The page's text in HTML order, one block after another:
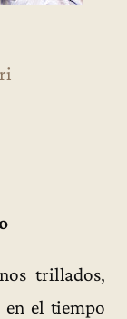
trillados,
en el tiempo